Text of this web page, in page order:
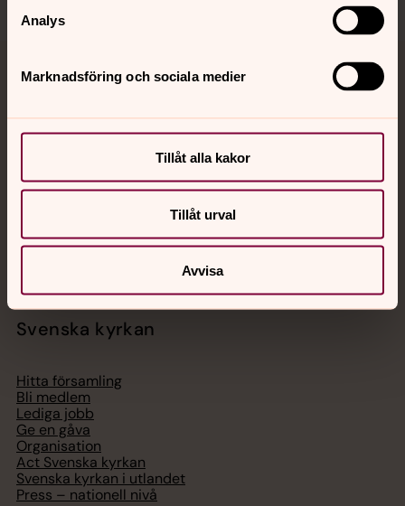
Analys
Marknadsföring och sociala medier
Tillåt alla kakor
Tillåt urval
Avvisa
Jourhavande präst
Akut samtals- och krisstöd. Prata eller chatta anonymt
Chatt
Telefon 112
Svenska kyrkan
Hitta församling
Bli medlem
Lediga jobb
Ge en gåva
Organisation
Act Svenska kyrkan
Svenska kyrkan i utlandet
Press – nationell nivå